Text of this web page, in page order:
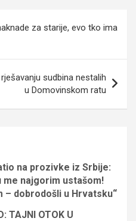
za starije, evo tko ima
sudbina nestalih
u Domovinskom ratu
na prozivke iz Srbije:
me najgorim ustašom!
– dobrodošli u Hrvatsku“
TAJNI OTOK U